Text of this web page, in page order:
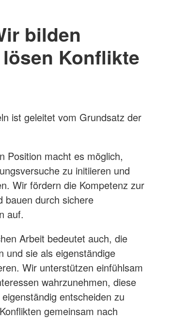
bilden
Konflikte
ist geleitet vom Grundsatz der
Position macht es möglich,
zu initiieren und
Wir fördern die Kompetenz zur
bauen durch sichere
auf.
Arbeit bedeutet auch, die
und sie als eigenständige
Wir unterstützen einfühlsam
wahrzunehmen, diese
entscheiden zu
gemeinsam nach